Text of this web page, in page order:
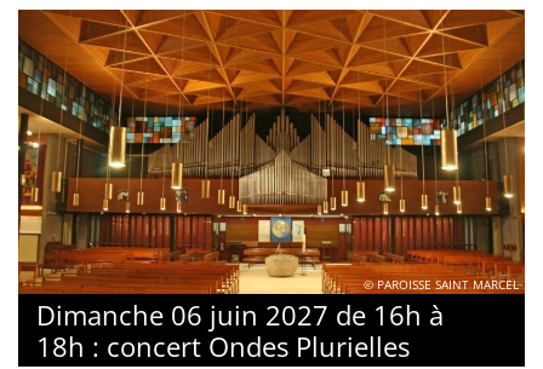
© PAROISSE SAINT MARCEL
Dimanche 06 juin 2027 de 16h à
18h : concert Ondes Plurielles